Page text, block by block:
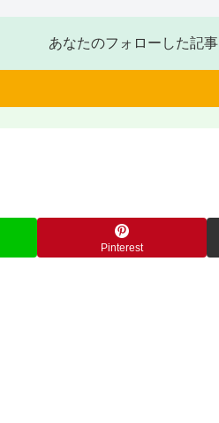
あなたのフォローした記事
Pinterest